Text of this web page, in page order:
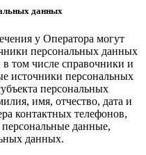
данных
у Оператора могут
персональных данных
том числе справочники и
источники персональных
персональных
имя, отчество, дата и
контактных телефонов,
данные,
данных.